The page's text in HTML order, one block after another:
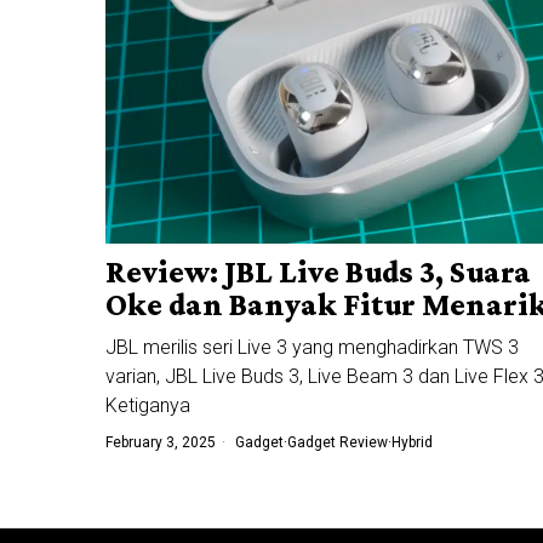
Review: JBL Live Buds 3, Suara
Oke dan Banyak Fitur
JBL merilis seri Live 3 yang menghadirkan TWS 3
varian, JBL Live Buds 3, Live Beam 3 dan Live Flex
Ketiganya
February 3, 2025 Gadget·Gadget Review· Hybrid